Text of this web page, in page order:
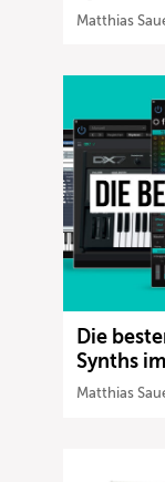
Matthias
Die
Synths
Matthias